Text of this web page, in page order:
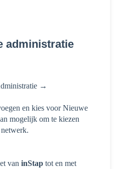
administratie
→
en kies voor Nieuwe
mogelijk om te kiezen
van inStap tot en met